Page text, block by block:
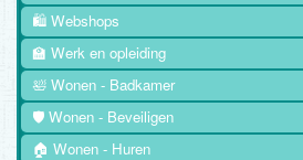
🛍️ Webshops
🏫 Werk en opleiding
🛀 Wonen - Badkamer
🛡️ Wonen - Beveiligen
🏠 Wonen - Huren